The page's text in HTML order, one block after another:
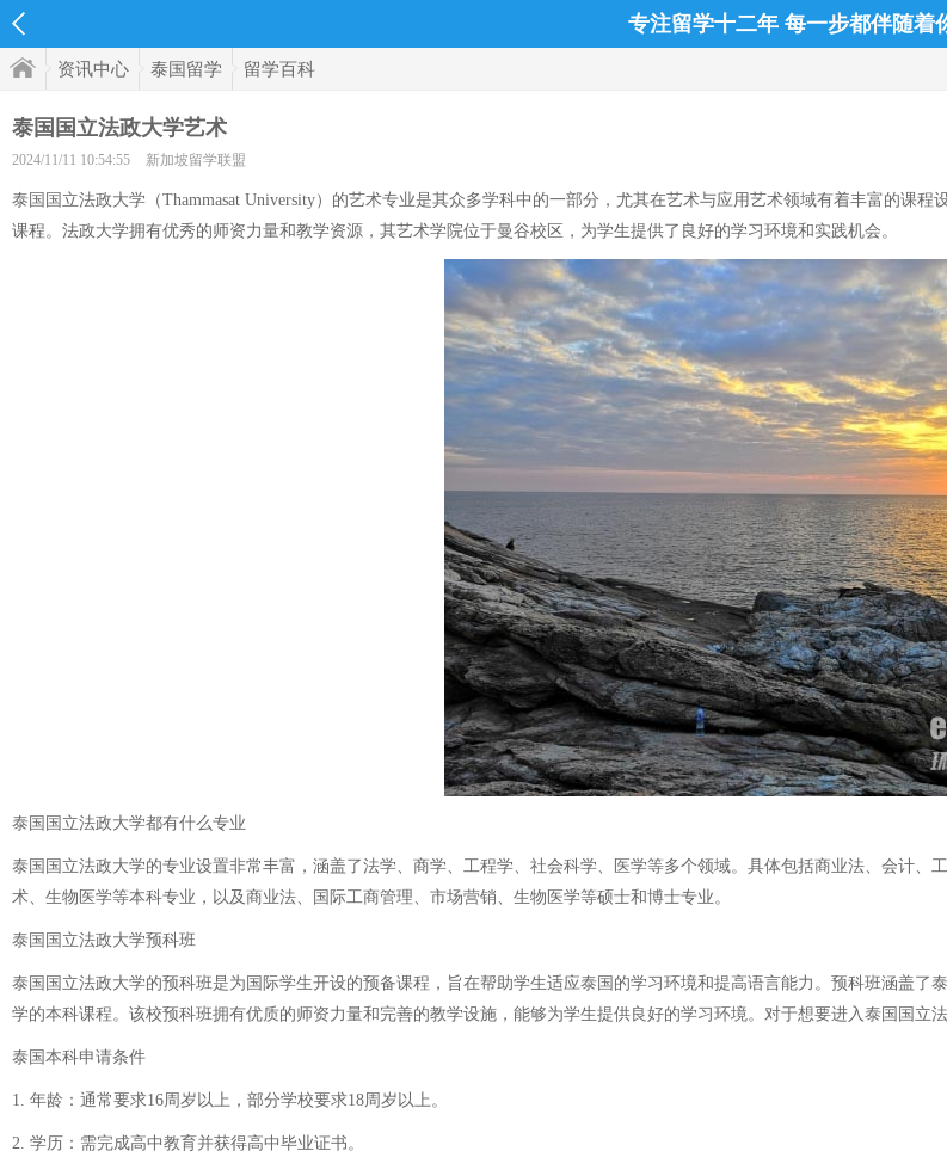
专注留学十二年 每一步都伴随着
资讯中心 泰国留学 留学百科
泰国国立法政大学艺术
2024/11/11 10:54:55 新加坡留学联盟
泰国国立法政大学（Thammasat University）的艺术专业是其众多学科中的一部分，尤其在艺术与应用艺术领域有着丰富的课
课程。法政大学拥有优秀的师资力量和教学资源，其艺术学院位于曼谷校区，为学生提供了良好的学习环境和实践机会。
泰国国立法政大学都有什么专业
泰国国立法政大学的专业设置非常丰富，涵盖了法学、商学、工程学、社会科学、医学等多个领域。具体包括商业法、会计
术、生物医学等本科专业，以及商业法、国际工商管理、市场营销、生物医学等硕士和博士专业。
泰国国立法政大学预科班
泰国国立法政大学的预科班是为国际学生开设的预备课程，旨在帮助学生适应泰国的学习环境和提高语言能力。预科班涵盖
学的本科课程。该校预科班拥有优质的师资力量和完善的教学设施，能够为学生提供良好的学习环境。对于想要进入泰国国立
泰国本科申请条件
1. 年龄：通常要求16周岁以上，部分学校要求18周岁以上。
2. 学历：需完成高中教育并获得高中毕业证书。